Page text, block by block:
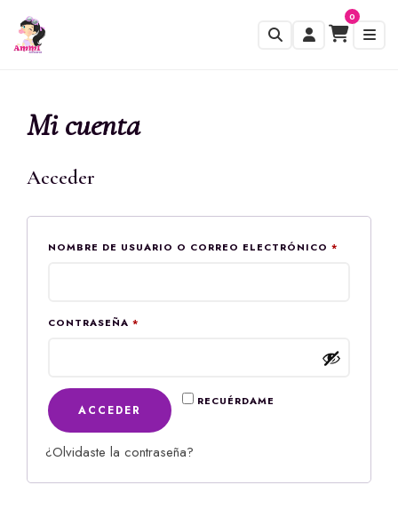
0
Mi cuenta
Acceder
NOMBRE DE USUARIO O CORREO ELECTRÓNICO *
CONTRASEÑA *
RECUÉRDAME
ACCEDER
¿Olvidaste la contraseña?